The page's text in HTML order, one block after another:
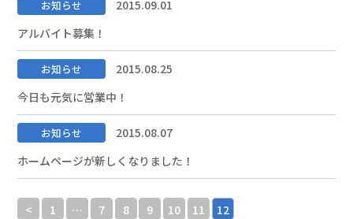
お知らせ
2015.09.01
アルバイト募集！
お知らせ
2015.08.25
今日も元気に営業中！
お知らせ
2015.08.07
ホームページが新しくなりました！
< 1 … 7 8 9 10 11 12